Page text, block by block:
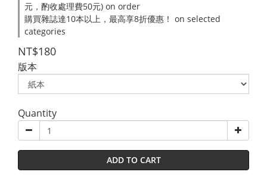
元，酌收處理費50元) on order
購買雜誌達10本以上，最高享8折優惠！ on selected
categories
NT$180
版本
Quantity
ADD TO CART